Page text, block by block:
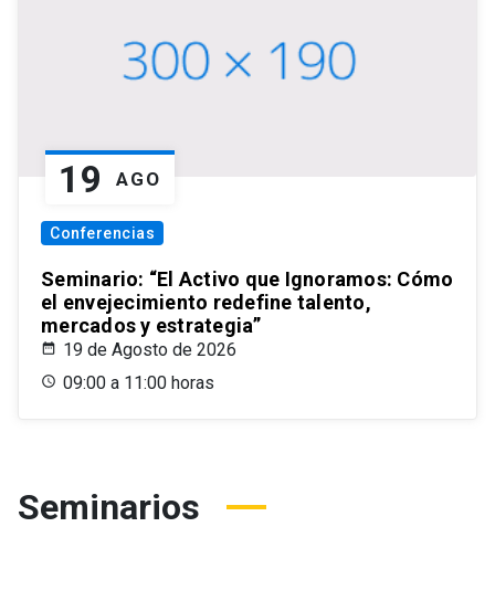
19 AGO
Conferencias
Seminario: “El Activo que Ignoramos: Cómo
el envejecimiento redefine talento,
mercados y estrategia”
19 de Agosto de 2026
09:00 a 11:00 horas
Seminarios